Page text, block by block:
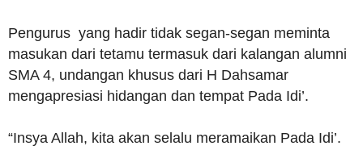
Pengurus yang hadir tidak segan-segan meminta
masukan dari tetamu termasuk dari kalangan alumni
SMA 4, undangan khusus dari H Dahsamar
mengapresiasi hidangan dan tempat Pada Idi’.
“Insya Allah, kita akan selalu meramaikan Pada Idi’.